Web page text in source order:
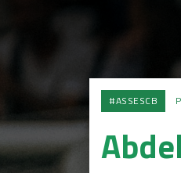
#ASSESCB